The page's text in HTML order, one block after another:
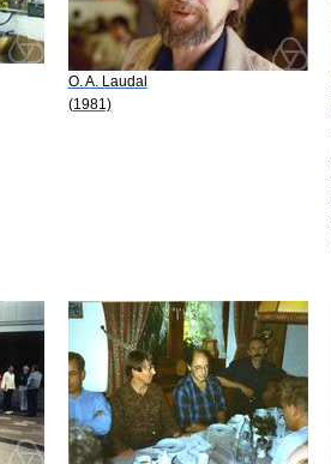
O. A. Laudal
(1981)